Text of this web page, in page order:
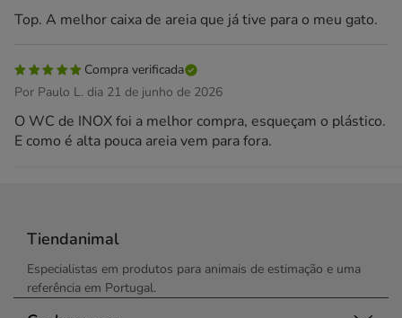
Top. A melhor caixa de areia que já tive para o meu gato.
Compra verificada
Por Paulo L. dia 21 de junho de 2026
O WC de INOX foi a melhor compra, esqueçam o plástico.
E como é alta pouca areia vem para fora.
Tiendanimal
Especialistas em produtos para animais de estimação e uma
referência em Portugal.